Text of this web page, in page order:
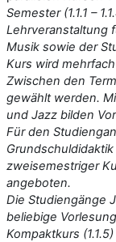
Semester (1.1.1 –
Lehrveranstaltung
Musik sowie der
Kurs wird
Zwischen den
gewählt werden.
und Jazz bilden
Für den
zweisemestriger
angeboten.
Die Studiengänge
beliebige
Kompaktkurs